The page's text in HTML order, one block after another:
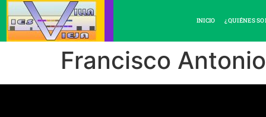
INICIO ¿QUIÉNES
Francisco